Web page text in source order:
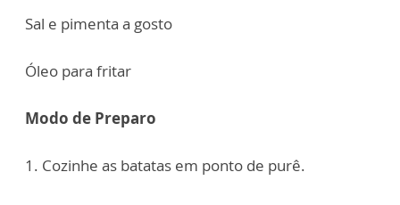
Sal e pimenta a gosto
Óleo para fritar
Modo de Preparo
1. Cozinhe as batatas em ponto de purê.